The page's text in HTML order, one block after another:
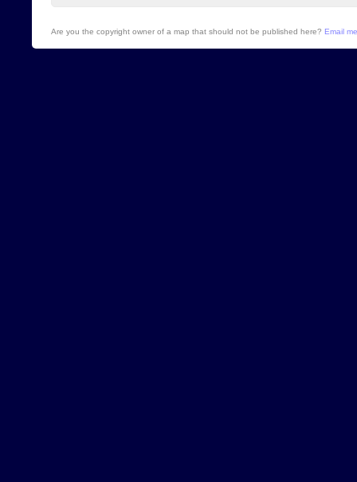
Are you the copyright owner of a map that should not be published here? Email me